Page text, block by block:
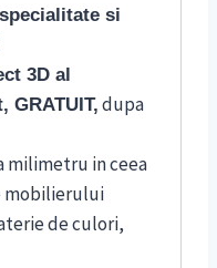
si
3D al
GRATUIT, dupa
milimetru in ceea
mobilierului
de culori,